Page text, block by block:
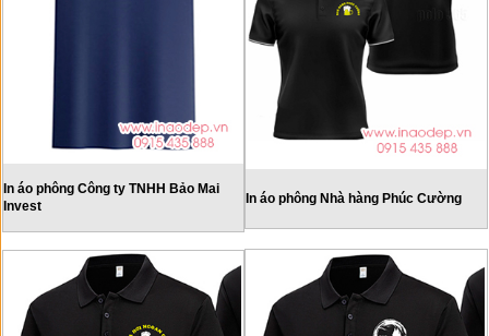
In áo phông Công ty TNHH Bảo Mai
Invest
In áo phông Nhà hàng Phúc Cường